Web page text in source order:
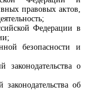
правовых актов,
Федерации в
безопасности и
законодательства о
об